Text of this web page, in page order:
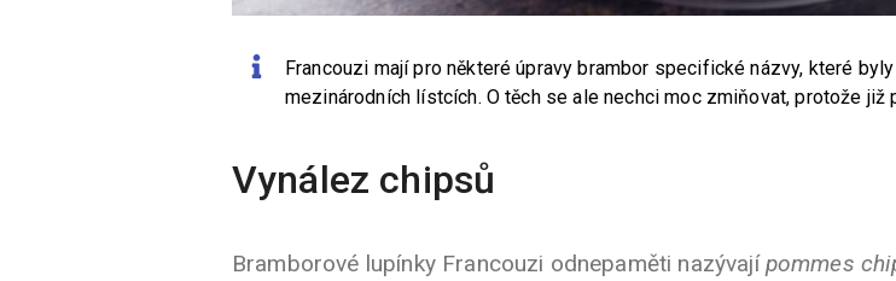
Francouzi mají pro některé úpravy brambor specifické názvy, které
mezinárodních lístcích. O těch se ale nechci moc zmiňovat, protože již
Vynález chipsů
Bramborové lupínky Francouzi odnepaměti nazývajípommes